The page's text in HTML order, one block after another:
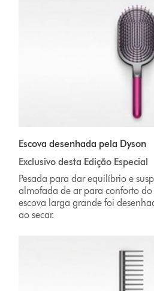
Escova desenhada pela Dyson
Exclusivo desta Edição Especial
Pesada para dar equilíbrio e
almofada de ar para conforto
escova larga grande foi
ao secar.